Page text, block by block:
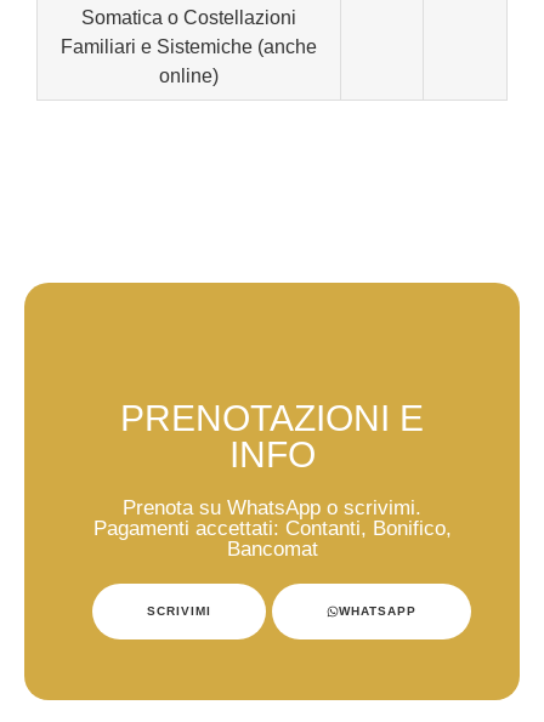
Somatica o Costellazioni
Familiari e Sistemiche (anche
online)
PRENOTAZIONI E
INFO
Prenota su WhatsApp o scrivimi.
Pagamenti accettati: Contanti, Bonifico,
Bancomat
SCRIVIMI WHATSAPP